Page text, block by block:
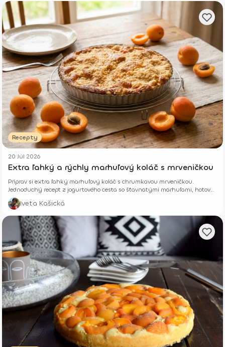
Recepty
20 Júl 2026
Extra ľahký a rýchly marhuľový koláč s mrveničkou
Priprav si extra ľahký marhuľový koláč s chrumkavou mrveničkou.
Jednoduchý recept z jogurtového cesta so šťavnatými marhuľami, hotový
z pár surovín.
Iveta Kašická